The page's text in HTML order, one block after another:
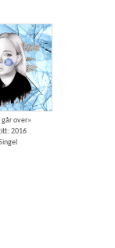
går over»
2016